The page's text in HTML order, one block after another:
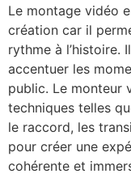
Le montage vidéo
création car il
rythme à l’histoire.
accentuer les
public. Le monteur
techniques telles
le raccord, les
pour créer une
cohérente et